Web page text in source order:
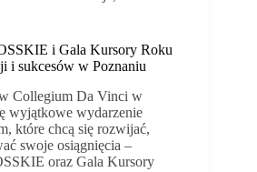
i Gala Kursory Roku
i sukcesów w Poznaniu
Collegium Da Vinci w
wyjątkowe wydarzenie
które chcą się rozwijać,
swoje osiągnięcia –
oraz Gala Kursory